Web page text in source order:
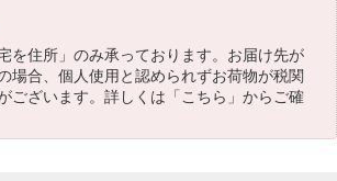
を住所」のみ承っております。お届け先が
場合、個人使用と認められずお荷物が税関
ございます。詳しくは「こちら 」からご確